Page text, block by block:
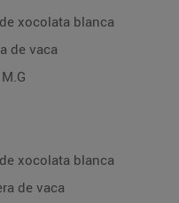
xocolata blanca
de vaca
xocolata blanca
de vaca